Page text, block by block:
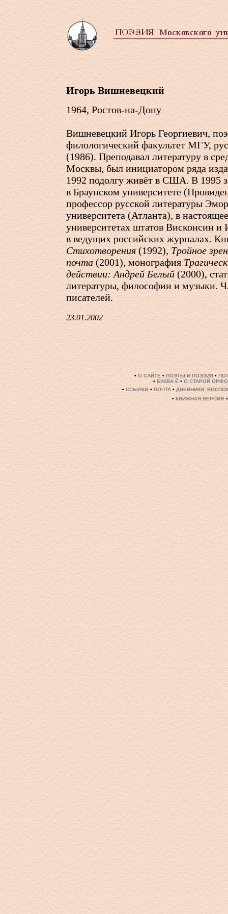
Игорь Вишневецкий
1964, Ростов-на-Дону
Вишневецкий Игорь Георгиевич,
филологический факультет МГУ,
(1986). Преподавал литературу в
Москвы, был инициатором ряда
1992 подолгу живёт в США. В 1995
в Браунском университете
профессор русской литературы
университетa (Атланта), в
университетаx штатов Висконсин и
в ведущиx российскиx журналаx.
Стиxотворения (1992), Тройное
почта (2001), монография
действии: Андрей Белый (2000),
литературы, философии и музыки.
писателей.
23.01.2002